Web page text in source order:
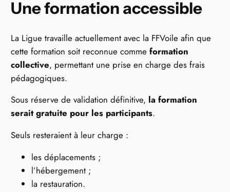
Une formation accessible
La Ligue travaille actuellement avec la FFVoile afin que
cette formation soit reconnue commeformation
collective, permettant une prise en charge des frais
pédagogiques.
Sous réserve de validation définitive, la formation
serait gratuite pour les participants.
Seuls resteraient à leur charge :
les déplacements ;
l’hébergement ;
la restauration.